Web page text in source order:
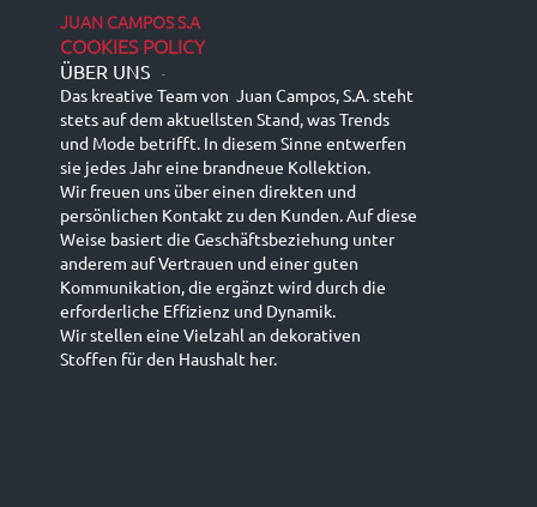
JUAN CAMPOS S.A
COOKIES POLICY
ÜBER UNS -
Das kreative Team von Juan Campos, S.A. steht
stets auf dem aktuellsten Stand, was Trends
und Mode betrifft. In diesem Sinne entwerfen
sie jedes Jahr eine brandneue Kollektion.
Wir freuen uns über einen direkten und
persönlichen Kontakt zu den Kunden. Auf diese
Weise basiert die Geschäftsbeziehung unter
anderem auf Vertrauen und einer guten
Kommunikation, die ergänzt wird durch die
erforderliche Effizienz und Dynamik.
Wir stellen eine Vielzahl an dekorativen
Stoffen für den Haushalt her.